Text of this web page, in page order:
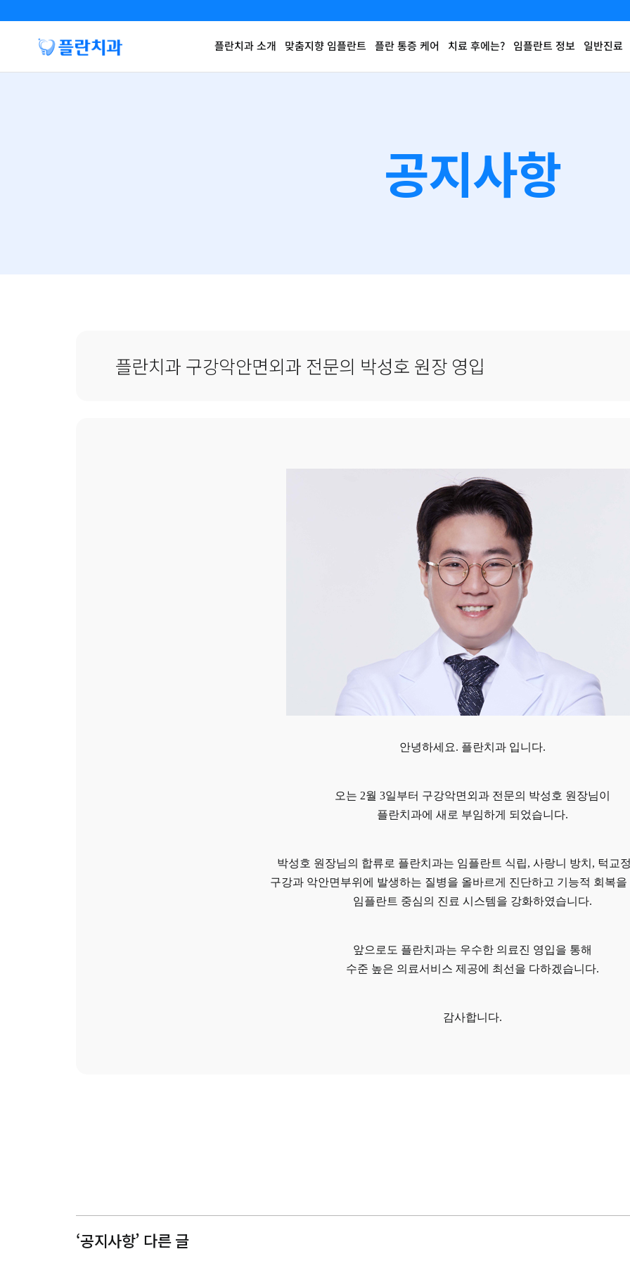
플란치과 소개 맞춤지향 임플란트 플란 통증 케어 치료 후에는? 임플란트 정보 일반진료
공지사항
플란치과 구강악안면외과 전문의 박성호 원장 영입
안녕하세요. 플란치과 입니다.
오는 2월 3일부터 구강악면외과 전문의 박성호 원장님이
플란치과에 새로 부임하게 되었습니다.
박성호 원장님의 합류로 플란치과는 임플란트 식립, 사랑니 방치, 턱교
구강과 악안면부위에 발생하는 질병을 올바르게 진단하고 기능적 회복
임플란트 중심의 진료 시스템을 강화하였습니다.
앞으로도 플란치과는 우수한 의료진 영입을 통해
수준 높은 의료서비스 제공에 최선을 다하겠습니다.
감사합니다.
‘공지사항’ 다른 글